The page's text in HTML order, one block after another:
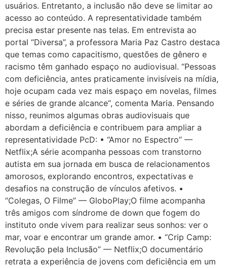
usuários. Entretanto, a inclusão não deve se limitar ao
acesso ao conteúdo. A representatividade também
precisa estar presente nas telas. Em entrevista ao
portal “Diversa”, a professora Maria Paz Castro destaca
que temas como capacitismo, questões de gênero e
racismo têm ganhado espaço no audiovisual. “Pessoas
com deficiência, antes praticamente invisíveis na mídia,
hoje ocupam cada vez mais espaço em novelas, filmes
e séries de grande alcance“, comenta Maria. Pensando
nisso, reunimos algumas obras audiovisuais que
abordam a deficiência e contribuem para ampliar a
representatividade PcD: • “Amor no Espectro” —
Netflix;A série acompanha pessoas com transtorno
autista em sua jornada em busca de relacionamentos
amorosos, explorando encontros, expectativas e
desafios na construção de vínculos afetivos. •
“Colegas, O Filme” — GloboPlay;O filme acompanha
três amigos com síndrome de down que fogem do
instituto onde vivem para realizar seus sonhos: ver o
mar, voar e encontrar um grande amor. • “Crip Camp:
Revolução pela Inclusão” — Netflix;O documentário
retrata a experiência de jovens com deficiência em um